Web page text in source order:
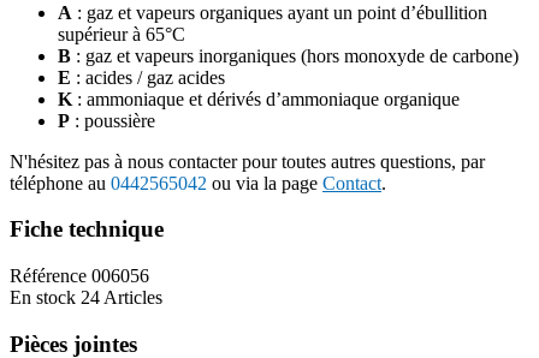
A : gaz et vapeurs organiques ayant un point d’ébullition
supérieur à 65°C
B : gaz et vapeurs inorganiques (hors monoxyde de carbone)
E : acides / gaz acides
K : ammoniaque et dérivés d’ammoniaque organique
P : poussière
N'hésitez pas à nous contacter pour toutes autres questions, par
téléphone au 0442565042 ou via la page Contact.
Fiche technique
Référence 006056
En stock 24 Articles
Pièces jointes